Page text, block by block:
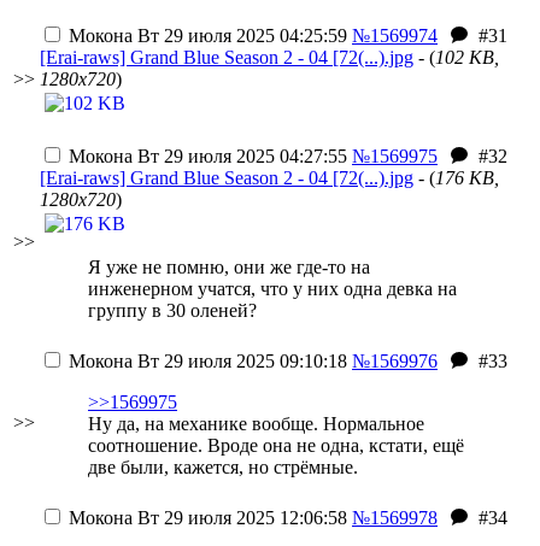
>>
Мокона Вт 29 июля 2025 04:25:59 №1569974
#31
[Erai-raws] Grand Blue Season 2 - 04 [72(...).jpg - (102 KB,
1280x720)
>>
Мокона Вт 29 июля 2025 04:27:55 №1569975
#32
[Erai-raws] Grand Blue Season 2 - 04 [72(...).jpg - (176 KB,
1280x720)
Я уже не помню, они же где-то на
инженерном учатся, что у них одна девка на
группу в 30 оленей?
>>
Мокона Вт 29 июля 2025 09:10:18 №1569976
#33
>>1569975
Ну да, на механике вообще. Нормальное
соотношение. Вроде она не одна, кстати, ещё
две были, кажется, но стрёмные.
Мокона Вт 29 июля 2025 12:06:58 №1569978
#34